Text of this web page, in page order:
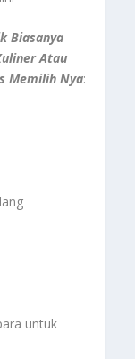
Biasanya
Atau
Memilih Nya:
untuk